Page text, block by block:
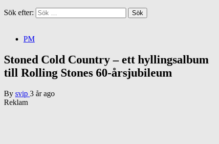
Sök efter:
PM
Stoned Cold Country – ett hyllingsalbum
till Rolling Stones 60-årsjubileum
By svip 3 år ago
Reklam